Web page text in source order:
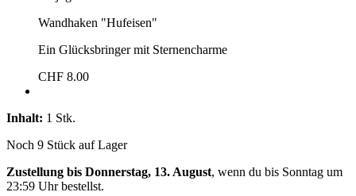
Wandhaken "Hufeisen"
Ein Glücksbringer mit Sternencharme
CHF 8.00
Inhalt: 1 Stk.
Noch 9 Stück auf Lager
Zustellung bis Donnerstag, 13. August, wenn du bis Sonntag um
23:59 Uhrbestellst.